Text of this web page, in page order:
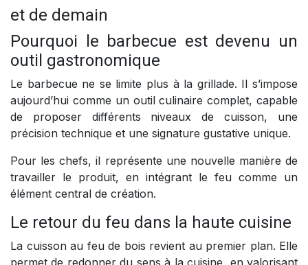
et de demain
Pourquoi le barbecue est devenu un
outil gastronomique
Le barbecue ne se limite plus à la grillade. Il s’impose
aujourd’hui comme un outil culinaire complet, capable
de proposer différents niveaux de cuisson, une
précision technique et une signature gustative unique.
Pour les chefs, il représente une nouvelle manière de
travailler le produit, en intégrant le feu comme un
élément central de création.
Le retour du feu dans la haute cuisine
La cuisson au feu de bois revient au premier plan. Elle